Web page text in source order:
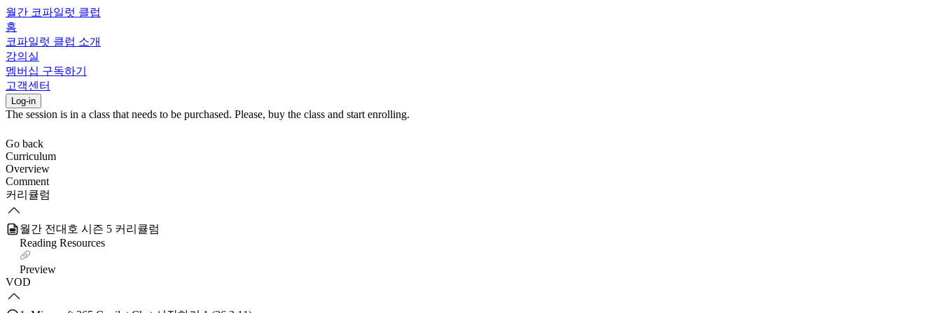
월간 코파일럿 클럽
홈
코파일럿 클럽 소개
강의실
멤버십 구독하기
고객센터
Log-in
The session is in a class that needs to be purchased. Please, buy the class and start enrolling.
Go back
Curriculum
Overview
Comment
커리큘럼
월간 전대호 시즌 5 커리큘럼
Reading Resources
Preview
VOD